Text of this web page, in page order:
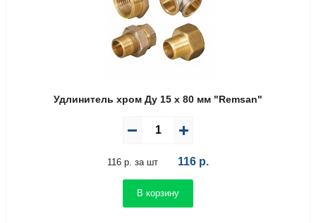
Удлинитель хром Ду 15 х 80 мм "Remsan"
116 р. за шт 116 р.
В корзину